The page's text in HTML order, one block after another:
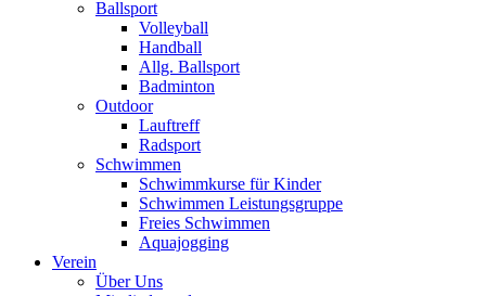
Ballsport
Volleyball
Handball
Allg. Ballsport
Badminton
Outdoor
Lauftreff
Radsport
Schwimmen
Schwimmkurse für Kinder
Schwimmen Leistungsgruppe
Freies Schwimmen
Aquajogging
Verein
Über Uns